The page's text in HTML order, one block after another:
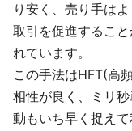
り安く、売り手は
取引を促進するこ
れています。
この手法はHFT(高
相性が良く、ミリ
動もいち早く捉え